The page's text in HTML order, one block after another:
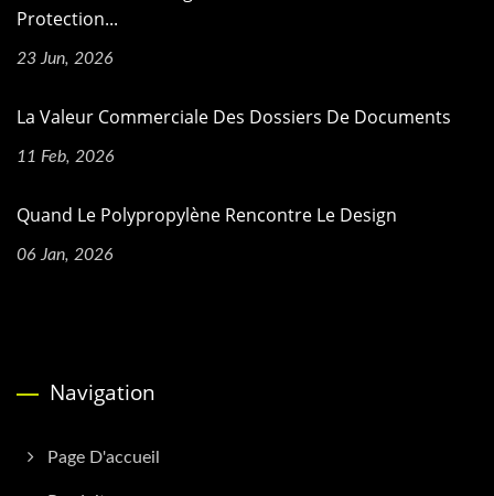
Protection...
23 Jun, 2026
La Valeur Commerciale Des Dossiers De Documents
11 Feb, 2026
Quand Le Polypropylène Rencontre Le Design
06 Jan, 2026
Navigation
Page D'accueil